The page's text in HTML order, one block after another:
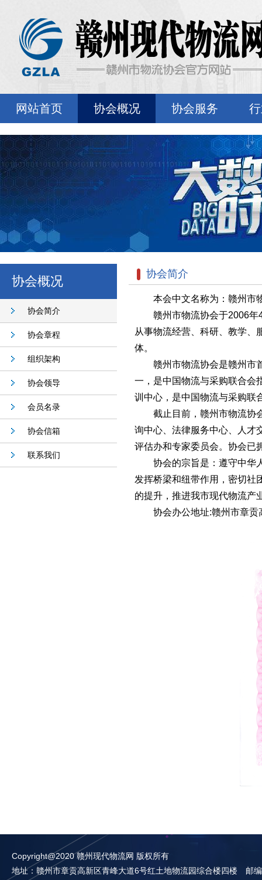
网站首页 协会概况 协会服务
协会概况
协会简介
协会章程
组织架构
协会领导
会员名录
协会信箱
联系我们
协会简介
本会中文名称为：赣州市物
赣州市物流协会于2006年4
从事物流经营、科研、教学、
体。
赣州市物流协会是赣州市首
一，是中国物流与采购联合会
训中心，是中国物流与采购联
截止目前，赣州市物流协会
询中心、法律服务中心、人才
评估办和专家委员会。协会已
协会的宗旨是：遵守中华人
发挥桥梁和纽带作用，密切社
的提升，推进我市现代物流产
协会办公地址:赣州市章贡
Copyright@2020 赣州现代物流网 版权所有
地址：赣州市章贡高新区青峰大道6号红土地物流园综合楼四楼 邮